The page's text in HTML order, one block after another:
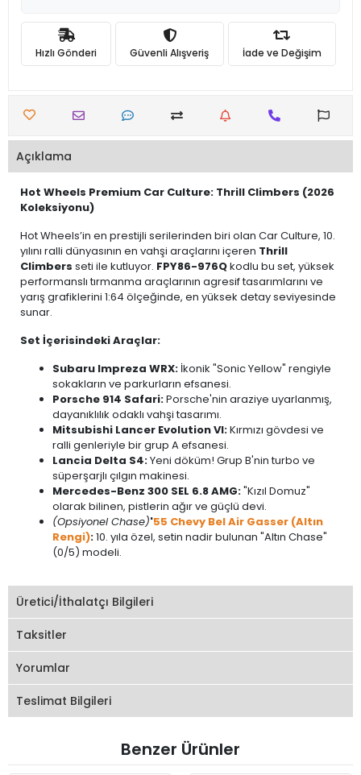
Hızlı Gönderi Güvenli Alışveriş İade ve Değişim
Açıklama
Hot Wheels Premium Car Culture: Thrill Climbers (2026
Koleksiyonu)
Hot Wheels’in en prestijli serilerinden biri olan Car Culture, 10.
yılını ralli dünyasının en vahşi araçlarını içeren Thrill
Climbers seti ile kutluyor. FPY86-976Qkodlu bu set, yüksek
performanslı tırmanma araçlarının agresif tasarımlarını ve
yarış grafiklerini 1:64 ölçeğinde, en yüksek detay seviyesinde
sunar.
Set İçerisindeki Araçlar:
Subaru Impreza WRX: İkonik "Sonic Yellow" rengiyle
sokakların ve parkurların efsanesi.
Porsche 914 Safari:Porsche'nin araziye uyarlanmış,
dayanıklılık odaklı vahşi tasarımı.
Mitsubishi Lancer Evolution VI:Kırmızı gövdesi ve
ralli genleriyle bir grup A efsanesi.
Lancia Delta S4:Yeni döküm! Grup B'nin turbo ve
süperşarjlı çılgın makinesi.
Mercedes-Benz 300 SEL 6.8 AMG:"Kızıl Domuz"
olarak bilinen, pistlerin ağır ve güçlü devi.
(Opsiyonel Chase)'55 Chevy Bel Air Gasser (Altın
Rengi):10. yıla özel, setin nadir bulunan "Altın Chase"
(0/5) modeli.
Üretici/İthalatçı Bilgileri
Taksitler
Yorumlar
Teslimat Bilgileri
Benzer Ürünler